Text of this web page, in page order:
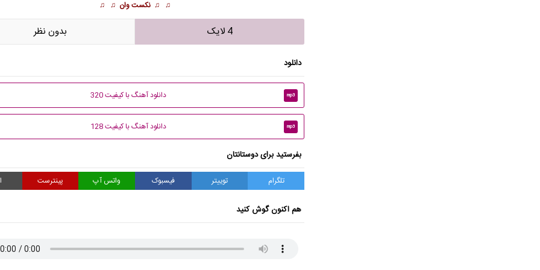
♫ ♫ نکست وان ♫ ♫
4 لایک بدون نظر
دانلود
mp3 دانلود آهنگ با کیفیت 320
mp3 دانلود آهنگ با کیفیت 128
بفرستید برای دوستانتان
تلگرام توییتر فیسبوک واتس آپ پینترست
هم اکنون گوش کنید